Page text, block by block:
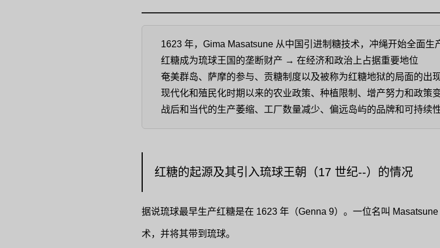
1623 年，Gima Masatsune 从中国引进制糖技术，冲绳开始全面生
红糖成为琉球王国的垄断财产 → 在经济和政治上占据重要地位
奄美群岛、萨摩的参与、贡糖制度以及被称为红糖地狱的局面的出现
现代化和殖民化时期以来的农业政策、种植限制、增产努力和政策变
战后和当代的生产萎缩、工厂数量减少、偏远岛屿的品牌和可持续性
红糖的起源及其引入琉球王朝（17 世纪--）的情况
据说琉球最早生产红糖是在 1623 年（Genna 9）。一位名叫
术，并将其带到琉球。